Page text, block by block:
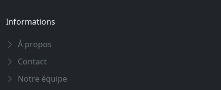
Informations
À propos
Contact
Notre équipe